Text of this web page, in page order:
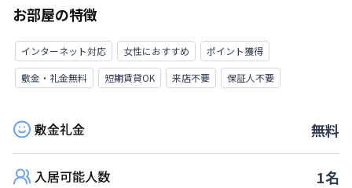
お部屋の特徴
インターネット対応 女性におすすめ
ポイント獲得
敷金・礼金無料
短期賃貸OK 来店不要 保証人不要
敷金礼金 無料
入居可能人数 1名